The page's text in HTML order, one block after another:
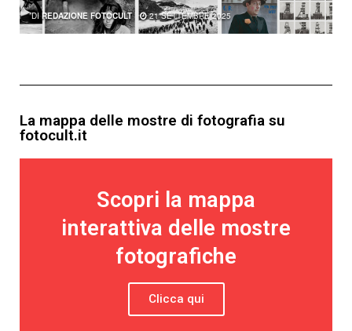
DI REDAZIONE FOTOCULT 21 SETTEMBRE 2025
La mappa delle mostre di fotografia su
fotocult.it
Scopri la mappa
interattiva delle mostre
fotografiche
Clicca qui